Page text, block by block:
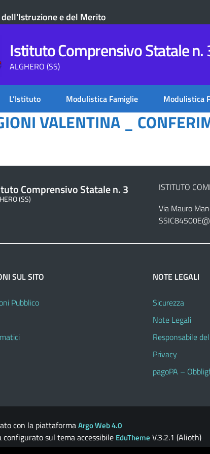
e del Merito
Istituto Comprensivo Statale n.
ALGHERO (SS)
L’Istituto Modulistica Famiglie Modulistica
VALENTINA _
Comprensivo Statale n. 3
(SS)
ISTITUTO
Via Mauro
SUL SITO
Pubblico
NOTE LEGALI
Sicurezza
Note Legali
Responsabile
Privacy
pagoPA –
con la piattaformaArgo Web 4.0
configurato sul tema accessibile EduTheme V.3.2.1 (Alioth)